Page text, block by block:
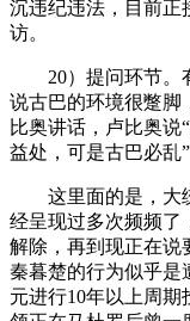
沉违纪违法，目前正
访。
20）提问环节。有
说古巴的环境很蹩脚
比奥讲话，卢比奥说
益处，可是古巴必乱”
这里面的是，大统
经呈现过多次频频了
解除，再到现正在说
秦暮楚的行为似乎是
元进行10年以上周